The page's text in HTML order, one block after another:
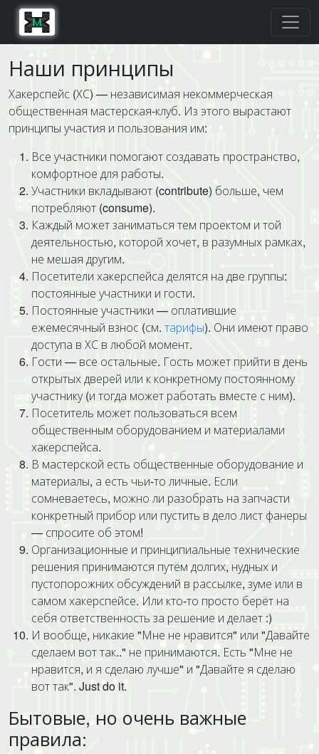
Наши принципы
Хакерспейс (ХС) — независимая некоммерческая
общественная мастерская-клуб. Из этого вырастают
принципы участия и пользования им:
Все участники помогают создавать пространство,
комфортное для работы.
Участники вкладывают (contribute) больше, чем
потребляют (consume).
Каждый может заниматься тем проектом и той
деятельностью, которой хочет, в разумных рамках,
не мешая другим.
Посетители хакерспейса делятся на две группы:
постоянные участники и гости.
Постоянные участники — оплатившие
ежемесячный взнос (см. тарифы). Они имеют право
доступа в ХС в любой момент.
Гости — все остальные. Гость может прийти в день
открытых дверей или к конкретному постоянному
участнику (и тогда может работать вместе с ним).
Посетитель может пользоваться всем
общественным оборудованием и материалами
хакерспейса.
В мастерской есть общественные оборудование и
материалы, а есть чьи-то личные. Если
сомневаетесь, можно ли разобрать на запчасти
конкретный прибор или пустить в дело лист фанеры
— спросите об этом!
Организационные и принципиальные технические
решения принимаются путём долгих, нудных и
пустопорожних обсуждений в рассылке, зуме или в
самом хакерспейсе. Или кто-то просто берёт на
себя ответственность за решение и делает :)
И вообще, никакие "Мне не нравится" или "Давайте
сделаем вот так.." не принимаются. Есть "Мне не
нравится, и я сделаю лучше" и "Давайте я сделаю
вот так". Just do it.
Бытовые, но очень важные
правила: